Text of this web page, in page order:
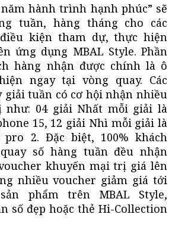
hành trình hạnh phúc” sẽ
tuần, hàng tháng cho các
kiện tham dự, thực hiện
ứng dụng MBAL Style. Phần
hàng nhận được chính là ô
ngay tại vòng quay. Các
giải tuần có cơ hội nhận nhiều
như: 04 giải Nhất mỗi giải là
15, 12 giải Nhì mỗi giải là
2. Đặc biệt, 100% khách
số hàng tuần đều nhận
khuyến mại trị giá lên
nhiều voucher giảm giá tới
phẩm trên MBAL Style,
số đẹp hoặc thẻ Hi-Collection